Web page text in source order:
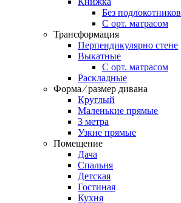
Без подлокотников
С орт. матрасом
Трансформация
Перпендикулярно стене
Выкатные
С орт. матрасом
Раскладные
Форма ⁄ размер дивана
Круглый
Маленькие прямые
3 метра
Узкие прямые
Помещение
Дача
Спальня
Детская
Гостиная
Кухня